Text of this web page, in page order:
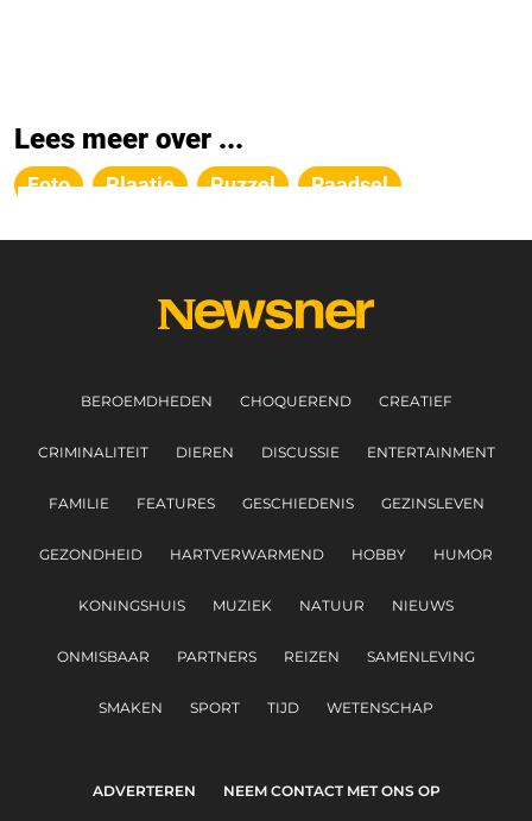
Lees meer over ...
Foto Plaatje Puzzel Raadsel
BEROEMDHEDEN CHOQUEREND CREATIEF
CRIMINALITEIT DIEREN DISCUSSIE ENTERTAINMENT
FAMILIE FEATURES GESCHIEDENIS GEZINSLEVEN
GEZONDHEID HARTVERWARMEND HOBBY HUMOR
KONINGSHUIS MUZIEK NATUUR NIEUWS
ONMISBAAR PARTNERS REIZEN SAMENLEVING
SMAKEN SPORT TIJD WETENSCHAP
ADVERTEREN NEEM CONTACT MET ONS OP